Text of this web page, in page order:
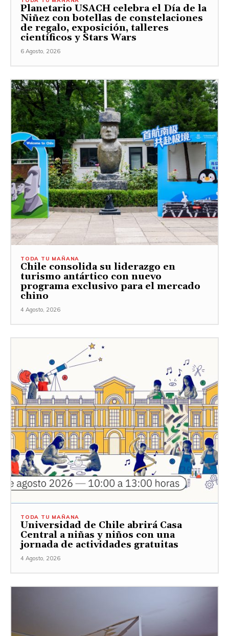
Planetario USACH celebra el Día de la
Niñez con botellas de constelaciones
de regalo, exposición, talleres
científicos y Stars Wars
6 Agosto, 2026
TODA TU MAÑANA
Chile consolida su liderazgo en
turismo antártico con nuevo
programa exclusivo para el mercado
chino
4 Agosto, 2026
TODA TU MAÑANA
Universidad de Chile abrirá Casa
Central a niñas y niños con una
jornada de actividades gratuitas
4 Agosto, 2026